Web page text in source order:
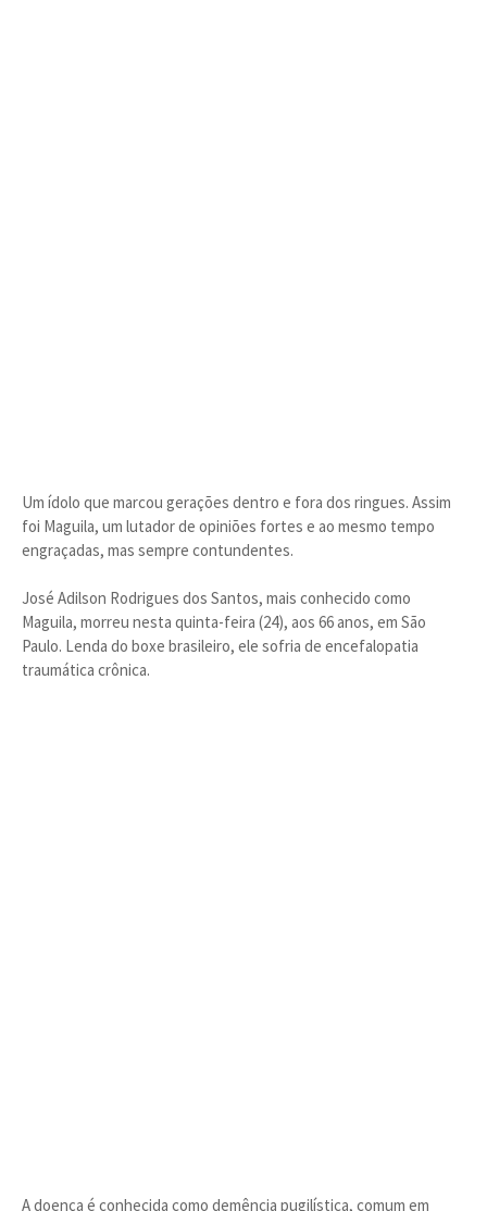
Um ídolo que marcou gerações dentro e fora dos ringues. Assim
foi Maguila, um lutador de opiniões fortes e ao mesmo tempo
engraçadas, mas sempre contundentes.
José Adilson Rodrigues dos Santos, mais conhecido como
Maguila, morreu nesta quinta-feira (24), aos 66 anos, em São
Paulo. Lenda do boxe brasileiro, ele sofria de encefalopatia
traumática crônica.
A doença é conhecida como demência pugilística, comum em